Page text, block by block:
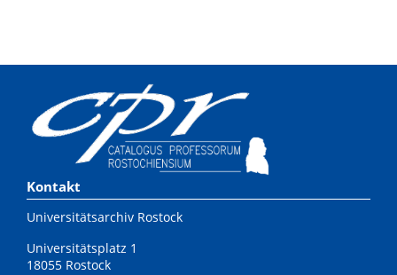
Kontakt
Universitätsarchiv Rostock
Universitätsplatz 1
18055 Rostock